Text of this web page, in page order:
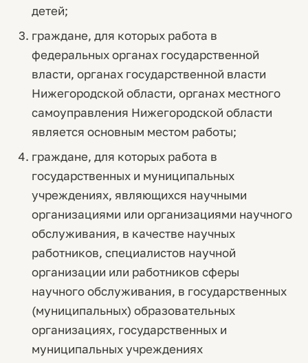
детей;
граждане, для которых работа в
федеральных органах государственной
власти, органах государственной власти
Нижегородской области, органах местного
самоуправления Нижегородской области
является основным местом работы;
граждане, для которых работа в
государственных и муниципальных
учреждениях, являющихся научными
организациями или организациями научного
обслуживания, в качестве научных
работников, специалистов научной
организации или работников сферы
научного обслуживания, в государственных
(муниципальных) образовательных
организациях, государственных и
муниципальных учреждениях